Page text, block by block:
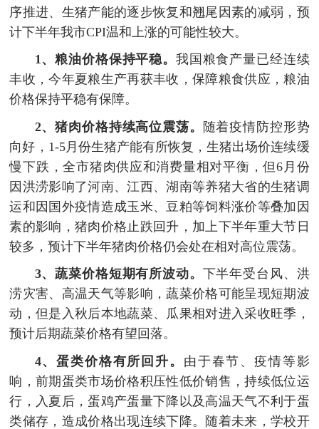
序推进、生猪产能的逐步恢复和翘尾因素的减弱，预
计下半年我市CPI温和上涨的可能性较大。
1、粮油价格保持平稳。 我国粮食产量已经连续
丰收，今年夏粮生产再获丰收，保障粮食供应，粮油
价格保持平稳有保障。
2、猪肉价格持续高位震荡。
随着疫情防控形势
向好，1-5月份生猪产能有所恢复，生猪出场价连续缓
慢下跌，全市猪肉供应和消费量相对平衡，但6月份
因洪涝影响了河南、江西、湖南等养猪大省的生猪调
运和因国外疫情造成玉米、豆粕等饲料涨价等叠加因
素的影响，猪肉价格止跌回升，加上下半年重大节日
较多，预计下半年猪肉价格仍会处在相对高位震荡。
3、蔬菜价格短期有所波动。 下半年受台风、洪
涝灾害、高温天气等影响，蔬菜价格可能呈现短期波
动，但是入秋后本地蔬菜、瓜果相对进入采收旺季，
预计后期蔬菜价格有望回落。
4、蛋类价格有所回升。 由于春节、疫情等影
响，前期蛋类市场价格积压性低价销售，持续低位运
行，入夏后，蛋鸡产蛋量下降以及高温天气不利于蛋
类储存，造成价格出现连续下降。随着未来，学校开